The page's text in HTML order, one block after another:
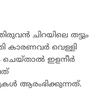
ചിറയിലെ തട്ടും
കാരണവർ വെള്ളി
ചെയ്താൽ ഇളനീർ
ആരംഭിക്കുന്നത്.